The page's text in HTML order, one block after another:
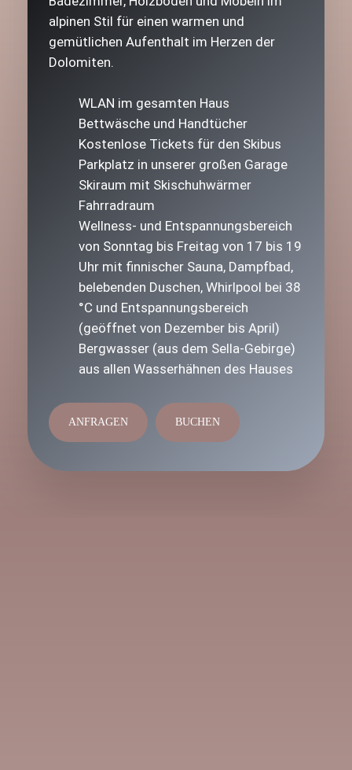
alpinen Stil für einen warmen und
gemütlichen Aufenthalt im Herzen der
Dolomiten.
WLAN im gesamten Haus
Bettwäsche und Handtücher
Kostenlose Tickets für den Skibus
Parkplatz in unserer großen Garage
Skiraum mit Skischuhwärmer
Fahrradraum
Wellness- und Entspannungsbereich
von Sonntag bis Freitag von 17 bis 19
Uhr mit finnischer Sauna, Dampfbad,
belebenden Duschen, Whirlpool bei 38
°C und Entspannungsbereich
(geöffnet von Dezember bis April)
Bergwasser (aus dem Sella-Gebirge)
aus allen Wasserhähnen des Hauses
ANFRAGEN BUCHEN